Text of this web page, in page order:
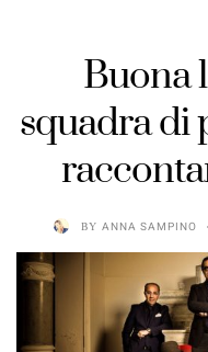
Buona
squadra di
BY ANNA SAMPINO